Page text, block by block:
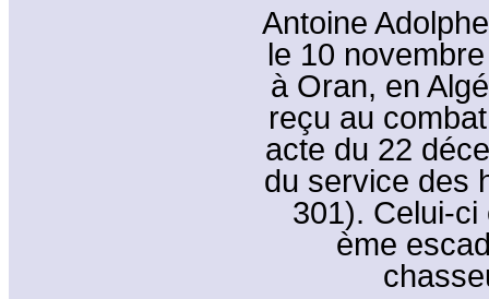
Antoine
le 10
à Oran, en
reçu au
acte du 22
du service des
301). Celui-
ème